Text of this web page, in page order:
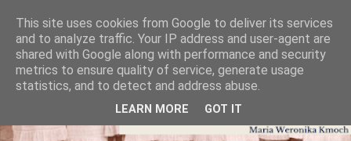
This site uses cookies from Google to deliver its services
and to analyze traffic. Your IP address and user-agent are
shared with Google along with performance and security
metrics to ensure quality of service, generate usage
statistics, and to detect and address abuse.
LEARN MORE GOT IT